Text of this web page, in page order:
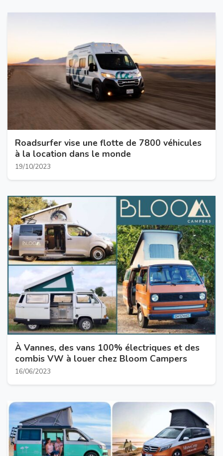
Roadsurfer vise une flotte de 7800 véhicules
à la location dans le monde
19/10/2023
À Vannes, des vans 100% électriques et des
combis VW à louer chez Bloom Campers
16/06/2023